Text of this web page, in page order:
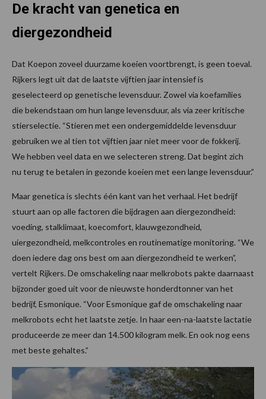
De kracht van genetica en
diergezondheid
Dat Koepon zoveel duurzame koeien voortbrengt, is geen toeval.
Rijkers legt uit dat de laatste vijftien jaar intensief is
geselecteerd op genetische levensduur. Zowel via koefamilies
die bekendstaan om hun lange levensduur, als via zeer kritische
stierselectie. “Stieren met een ondergemiddelde levensduur
gebruiken we al tien tot vijftien jaar niet meer voor de fokkerij.
We hebben veel data en we selecteren streng. Dat begint zich
nu terug te betalen in gezonde koeien met een lange levensduur.”
Maar genetica is slechts één kant van het verhaal. Het bedrijf
stuurt aan op alle factoren die bijdragen aan diergezondheid:
voeding, stalklimaat, koecomfort, klauwgezondheid,
uiergezondheid, melkcontroles en routinematige monitoring. “We
doen iedere dag ons best om aan diergezondheid te werken”,
vertelt Rijkers. De omschakeling naar melkrobots pakte daarnaast
bijzonder goed uit voor de nieuwste honderdtonner van het
bedrijf, Esmonique. “Voor Esmonique gaf de omschakeling naar
melkrobots echt het laatste zetje. In haar een-na-laatste lactatie
produceerde ze meer dan 14.500 kilogram melk. En ook nog eens
met beste gehaltes.”